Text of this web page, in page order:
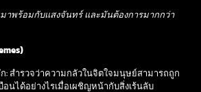
าพร้อมกับแสงจันทร์ และมันต้องการมากกว่า
: สำรวจว่าความกลัวในจิตใจมนุษย์สามารถถูก
อนได้อย่างไรเมื่อเผชิญหน้ากับสิ่งเร้นลับ